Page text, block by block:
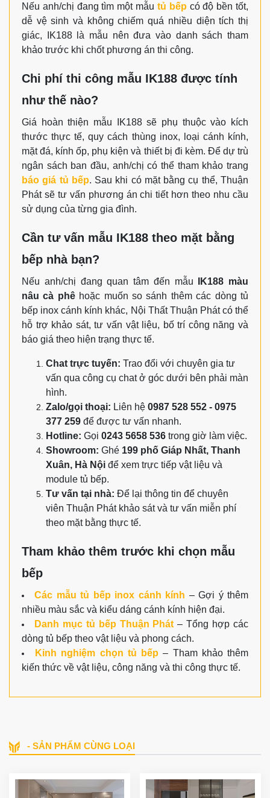
Nếu anh/chị đang tìm một mẫu tủ bếpcó độ bền tốt,
dễ vệ sinh và không chiếm quá nhiều diện tích thị
giác, IK188 là mẫu nên đưa vào danh sách tham
khảo trước khi chốt phương án thi công.
Chi phí thi công mẫu IK188 được tính
như thế nào?
Giá hoàn thiện mẫu IK188 sẽ phụ thuộc vào kích
thước thực tế, quy cách thùng inox, loại cánh kính,
mặt đá, kính ốp, phụ kiện và thiết bị đi kèm. Để dự trù
ngân sách ban đầu, anh/chị có thể tham khảo trang
báo giá tủ bếp. Sau khi có mặt bằng cụ thể, Thuận
Phát sẽ tư vấn phương án chi tiết hơn theo nhu cầu
sử dụng của từng gia đình.
Cần tư vấn mẫu IK188 theo mặt bằng
bếp nhà bạn?
Nếu anh/chị đang quan tâm đến mẫu
IK188 màu
nâu cà phêhoặc muốn so sánh thêm các dòng tủ
bếp inox cánh kính khác, Nội Thất Thuận Phát có thể
hỗ trợ khảo sát, tư vấn vật liệu, bố trí công năng và
báo giá theo hiện trạng thực tế.
Chat trực tuyến: Trao đổi với chuyên gia tư
vấn qua công cụ chat ở góc dưới bên phải màn
hình.
Zalo/gọi thoại: Liên hệ 0987 528 552 - 0975
377 259 để được tư vấn nhanh.
Hotline: Gọi 0243 5658 536 trong giờ làm việc.
Showroom: Ghé 199 phố Giáp Nhất, Thanh
Xuân, Hà Nội để xem trực tiếp vật liệu và
module tủ bếp.
Tư vấn tại nhà: Để lại thông tin để chuyên
viên Thuận Phát khảo sát và tư vấn miễn phí
theo mặt bằng thực tế.
Tham khảo thêm trước khi chọn mẫu
bếp
Các mẫu tủ bếp inox cánh kính – Gợi ý thêm
nhiều màu sắc và kiểu dáng cánh kính hiện đại.
Danh mục tủ bếp Thuận Phát – Tổng hợp các
dòng tủ bếp theo vật liệu và phong cách.
Kinh nghiệm chọn tủ bếp – Tham khảo thêm
kiến thức về vật liệu, công năng và thi công thực tế.
- SẢN PHẨM CÙNG LOẠI